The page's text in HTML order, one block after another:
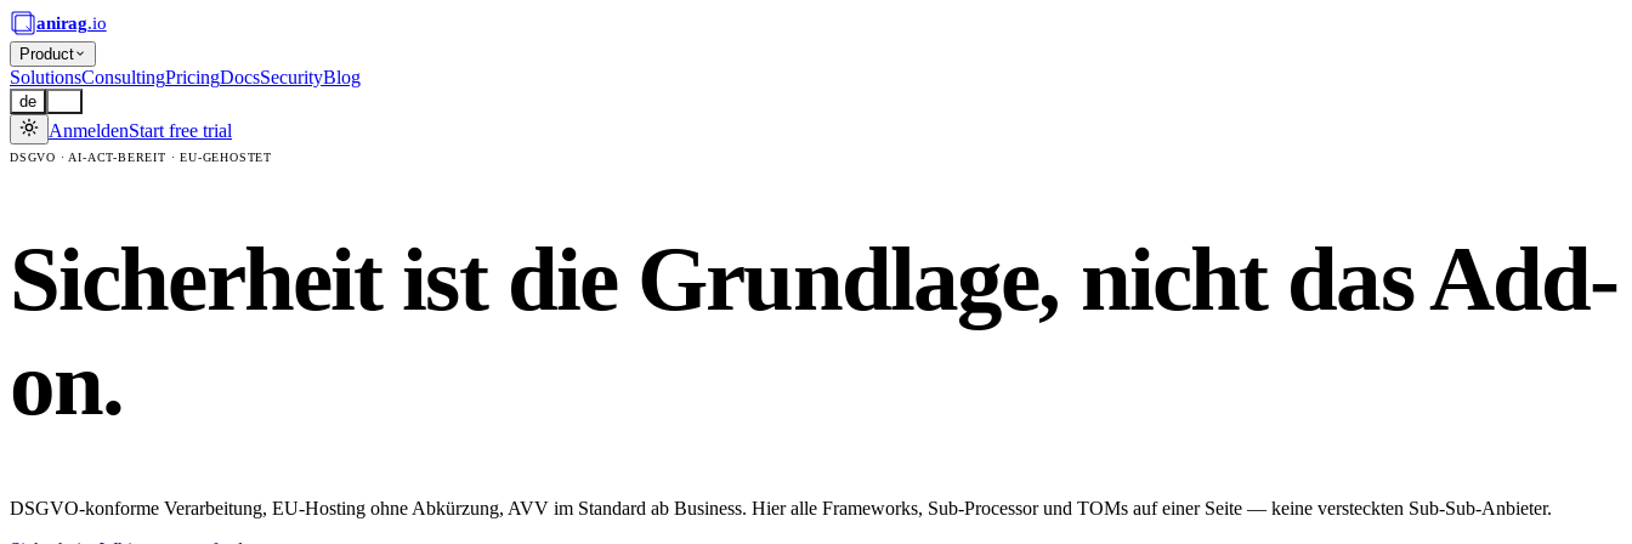
anirag.io
Product
SolutionsConsultingPricingDocsSecurityBlog
de
AnmeldenStart free trial
DSGVO · AI-ACT-BEREIT · EU-GEHOSTET
Sicherheit ist die Grundlage, nicht das Add-
on.
DSGVO-konforme Verarbeitung, EU-Hosting ohne Abkürzung, AVV im Standard ab Business. Hier alle Frameworks, Sub-Processor und TOMs auf einer Seite — keine versteckten Sub-Sub-Anbieter.